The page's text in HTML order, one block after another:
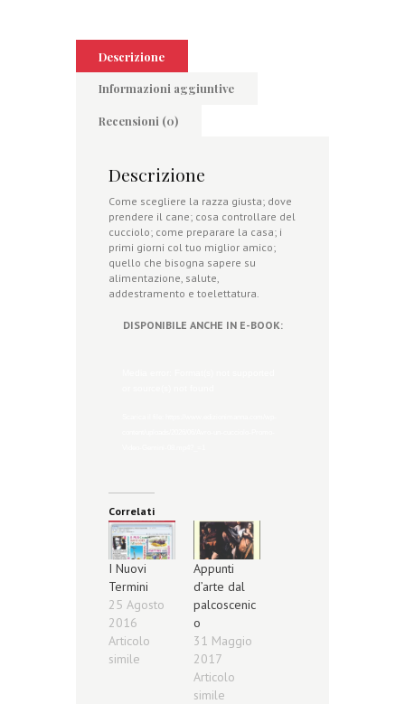
Descrizione
Informazioni aggiuntive
Recensioni (0)
Descrizione
Come scegliere la razza giusta; dove
prendere il cane; cosa controllare del
cucciolo; come preparare la casa; i
primi giorni col tuo miglior amico;
quello che bisogna sapere su
alimentazione, salute,
addestramento e toelettatura.
DISPONIBILE ANCHE IN E-BOOK:
Correlati
I Nuovi
Termini
25 Agosto
2016
Articolo
simile
Appunti
d’arte dal
palcoscenic
o
31 Maggio
2017
Articolo
simile